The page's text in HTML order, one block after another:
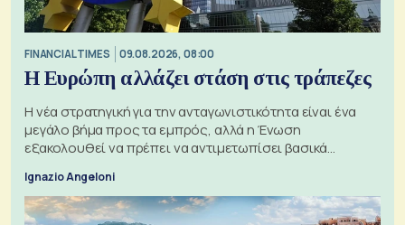
FINANCIAL TIMES 09.08.2026, 08:00
Η Ευρώπη αλλάζει στάση στις τράπεζες
Η νέα στρατηγική για την ανταγωνιστικότητα είναι ένα
μεγάλο βήμα προς τα εμπρός, αλλά η Ένωση
εξακολουθεί να πρέπει να αντιμετωπίσει βασικά
Ignazio Angeloni